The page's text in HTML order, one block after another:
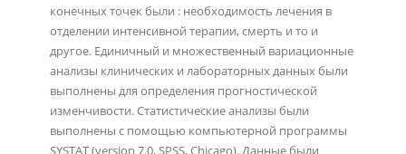
конечных точек были : необходимость лечения в
отделении интенсивной терапии, смерть и то и
другое. Единичный и множественный вариационные
анализы клинических и лабораторных данных были
выполнены для определения прогностической
изменчивости. Статистические анализы были
выполнены с помощью компьютерной программы
SYSTAT (version 7.0, SPSS, Chicago). Данные были